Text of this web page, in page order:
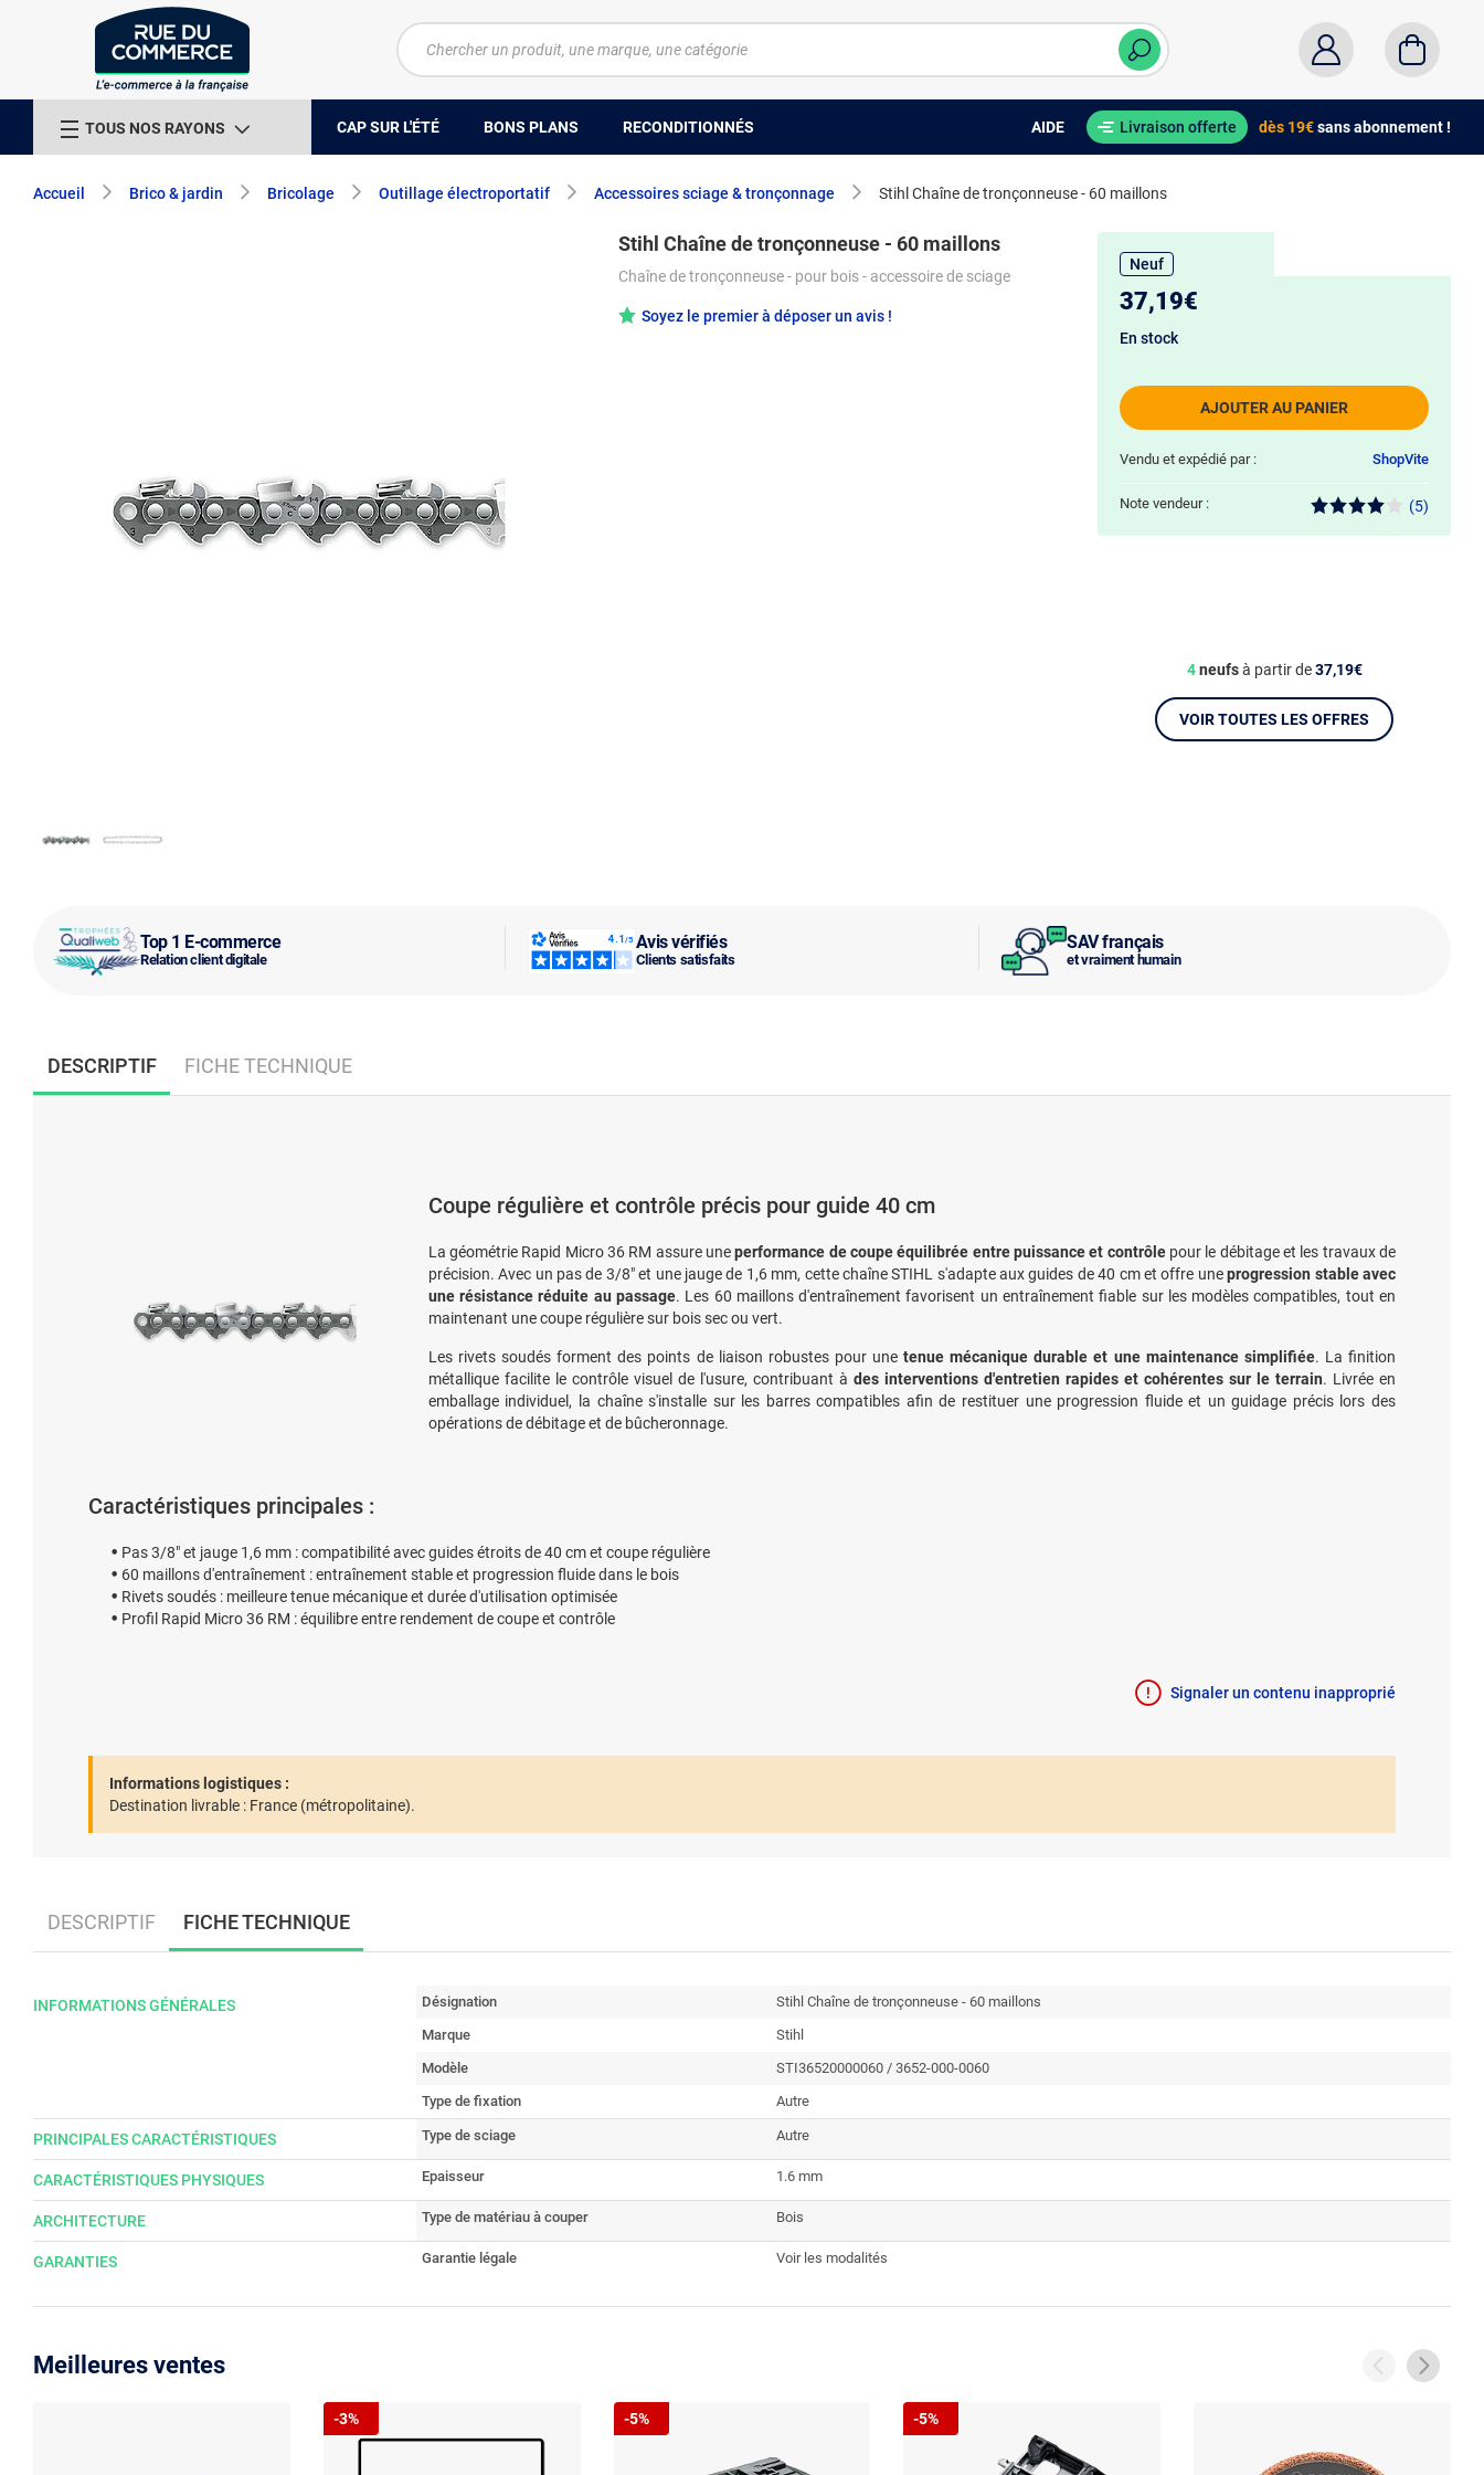
TOUS NOS RAYONS CAP SUR L'ÉTÉ BONS PLANS RECONDITIONNÉS AIDE Livraison offerte dès 19€sans abonnement !
Accueil Brico & jardin Bricolage Outillage électroportatif Accessoires sciage & tronçonnage Stihl Chaîne de tronçonneuse - 60 maillons
Top 1 E-commerce
Relation client digitale
Avis vérifiés
Clients satisfaits
SAV français
et vraiment humain
Stihl Chaîne de tronçonneuse - 60 maillons
Chaîne de tronçonneuse - pour bois - accessoire de sciage
Soyez le premier à déposer un avis !
Neuf
37,19€
AJOUTER AU PANIER
En stock
Vendu et expédié par : ShopVite
Note vendeur : (5)
4neufsà partir de37,19€
VOIR TOUTES LES OFFRES
DESCRIPTIF FICHE TECHNIQUE
Coupe régulière et contrôle précis pour guide 40 cm
La géométrie Rapid Micro 36 RM assure uneperformance de coupe équilibrée entre puissance et contrôlepour le débitage et les travaux de
précision. Avec un pas de 3/8" et une jauge de 1,6 mm, cette chaîne STIHL s'adapte aux guides de 40 cm et offre uneprogression stable avec
une résistance réduite au passage. Les 60 maillons d'entraînement favorisent un entraînement fiable sur les modèles compatibles, tout en
maintenant une coupe régulière sur bois sec ou vert.
Les rivets soudés forment des points de liaison robustes pour unetenue mécanique durable et une maintenance simplifiée. La finition
métallique facilite le contrôle visuel de l'usure, contribuant à des interventions d'entretien rapides et cohérentes sur le terrain. Livrée en
emballage individuel, la chaîne s'installe sur les barres compatibles afin de restituer une progression fluide et un guidage précis lors des
opérations de débitage et de bûcheronnage.
Caractéristiques principales :
Pas 3/8" et jauge 1,6 mm : compatibilité avec guides étroits de 40 cm et coupe régulière
60 maillons d'entraînement : entraînement stable et progression fluide dans le bois
Rivets soudés : meilleure tenue mécanique et durée d'utilisation optimisée
Profil Rapid Micro 36 RM : équilibre entre rendement de coupe et contrôle
Signaler un contenu inapproprié
Informations logistiques :
Destination livrable : France (métropolitaine).
DESCRIPTIF FICHE TECHNIQUE
INFORMATIONS GÉNÉRALES Désignation
Stihl Chaîne de tronçonneuse - 60 maillons
Marque
Stihl
Modèle
STI36520000060 / 3652-000-0060
Type de fixation
Autre
PRINCIPALES CARACTÉRISTIQUES Type de sciage Autre
CARACTÉRISTIQUES PHYSIQUES Epaisseur 1.6 mm
ARCHITECTURE Type de matériau à couper Bois
GARANTIES Garantie légale Voir les modalités
Meilleures ventes
-3% -5% -5%